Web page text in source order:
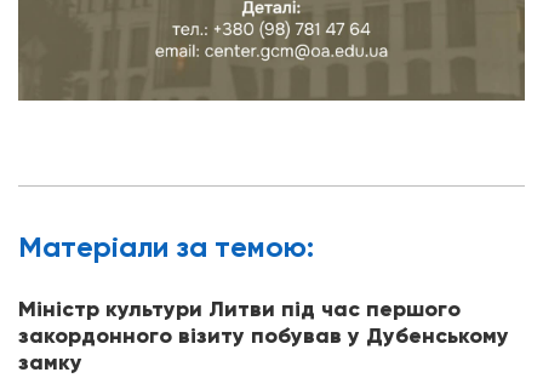
Матерiали за темою:
Міністр культури Литви під час першого
закордонного візиту побував у Дубенському
замку